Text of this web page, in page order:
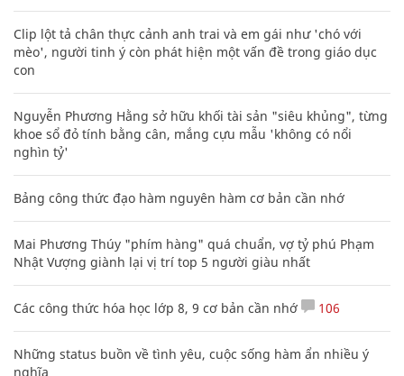
Clip lột tả chân thực cảnh anh trai và em gái như 'chó với
mèo', người tinh ý còn phát hiện một vấn đề trong giáo dục
con
Nguyễn Phương Hằng sở hữu khối tài sản "siêu khủng", từng
khoe sổ đỏ tính bằng cân, mắng cựu mẫu 'không có nổi
nghìn tỷ'
Bảng công thức đạo hàm nguyên hàm cơ bản cần nhớ
Mai Phương Thúy "phím hàng" quá chuẩn, vợ tỷ phú Phạm
Nhật Vượng giành lại vị trí top 5 người giàu nhất
Các công thức hóa học lớp 8, 9 cơ bản cần nhớ 106
Những status buồn về tình yêu, cuộc sống hàm ẩn nhiều ý
nghĩa